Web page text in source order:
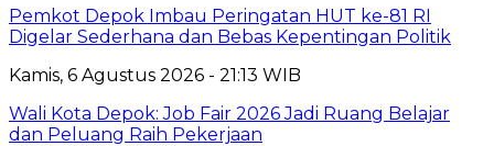
Pemkot Depok Imbau Peringatan HUT ke-81 RI
Digelar Sederhana dan Bebas Kepentingan Politik
Kamis, 6 Agustus 2026 - 21:13 WIB
Wali Kota Depok: Job Fair 2026 Jadi Ruang Belajar
dan Peluang Raih Pekerjaan